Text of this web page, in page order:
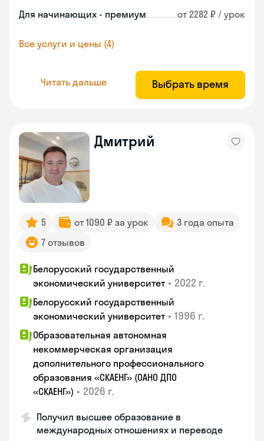
Для начинающих - премиум от 2282 ₽ / урок
Все услуги и цены (4)
Читать дальше Выбрать время
Дмитрий
5 от 1090 ₽ за урок
3 года опыта
7 отзывов
Белорусский государственный
экономический университет • 2022 г.
Белорусский государственный
экономический университет • 1996 г.
Образовательная автономная
некоммерческая организация
дополнительного профессионального
образования «СКАЕНГ» (ОАНО ДПО
«СКАЕНГ») • 2026 г.
Получил высшее образование в
международных отношениях и переводе